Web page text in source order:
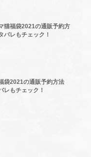
猫福袋2021の通販予約方
バレもチェック！
袋2021の通販予約方法
レもチェック！